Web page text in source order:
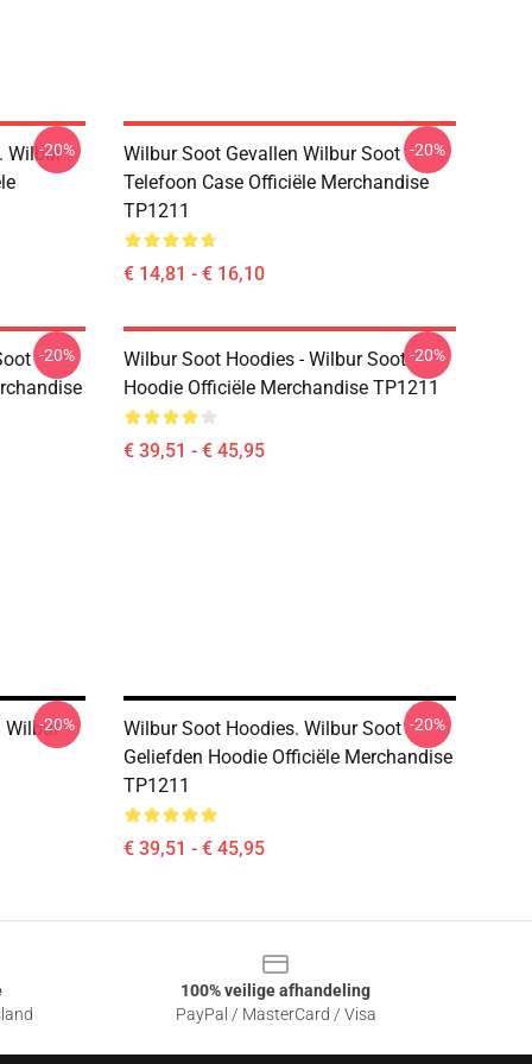
Wilbur
-20%
Wilbur Soot Gevallen Wilbur Soot
Telefoon Case Officiële Merchandise
TP1211
€ 14,81 - € 16,10
-20%
-20%
Wilbur Soot Hoodies - Wilbur Soot
Hoodie Officiële Merchandise TP1211
€ 39,51 - € 45,95
-20%
Wilbur-20%
Wilbur Soot Hoodies. Wilbur Soot
Geliefden Hoodie Officiële Merchandise
TP1211
€ 39,51 - € 45,95
-20%
100% veilige afhandeling
PayPal / MasterCard / Visa